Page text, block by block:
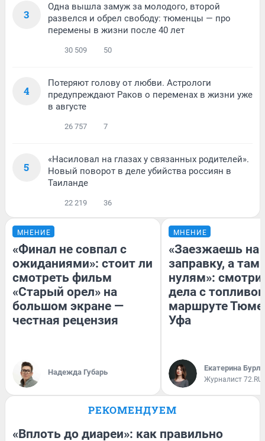
3
Одна вышла замуж за молодого, второй
развелся и обрел свободу: тюменцы — про
перемены в жизни после 40 лет
30 509 50
4
Потеряют голову от любви. Астрологи
предупреждают Раков о переменах в жизни уже
в августе
26 757 7
5
«Насиловал на глазах у связанных родителей».
Новый поворот в деле убийства россиян в
Таиланде
22 219 36
МНЕНИЕ
«Финал не совпал с
ожиданиями»: стоит ли
смотреть фильм
«Старый орел» на
большом экране —
честная рецензия
Надежда Губарь
МНЕНИЕ
«Заезжаешь на
заправку, а там
нулям»:
дела с
маршруте
Уфа
Екатерина
Журналист 72.RU
РЕКОМЕНДУЕМ
«Вплоть до диареи»: как правильно